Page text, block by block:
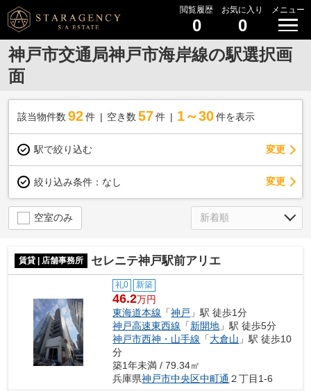
閲覧履歴
0
お気に入り
0
メニュー
神戸市交通局神戸市海岸線の駅選択画
面
該当物件数 92件 空き数 57 件 1～30 件を表示
駅で絞り込む 変更
絞り込み条件： なし 変更
空室のみ
賃貸 | 店舗事務所 セレニテ神戸駅前アリエ
礼0 新築
46.2万円
東海道本線 「神戸 」駅 徒歩1分
神戸高速東西線 「新開地 」駅 徒歩5分
神戸市西神・山手線 「大倉山 」駅 徒歩10
分
築1年未満 / 79.34㎡
兵庫県神戸市中央区中町通 ２丁目1-6